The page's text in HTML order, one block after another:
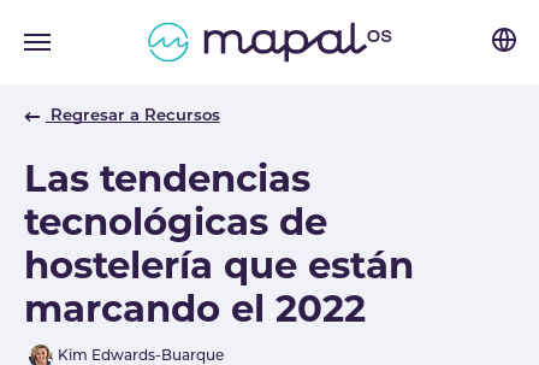
Regresar a Recursos
Las tendencias
tecnológicas de
hostelería que están
marcando el 2022
AuthorKim Edwards-Buarque